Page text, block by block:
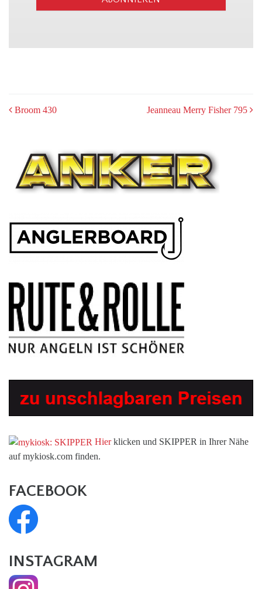
POST
Broom 430 Jeanneau Merry Fisher 795
Hierklicken und SKIPPER in Ihrer Nähe
auf mykiosk.com finden.
FACEBOOK
INSTAGRAM